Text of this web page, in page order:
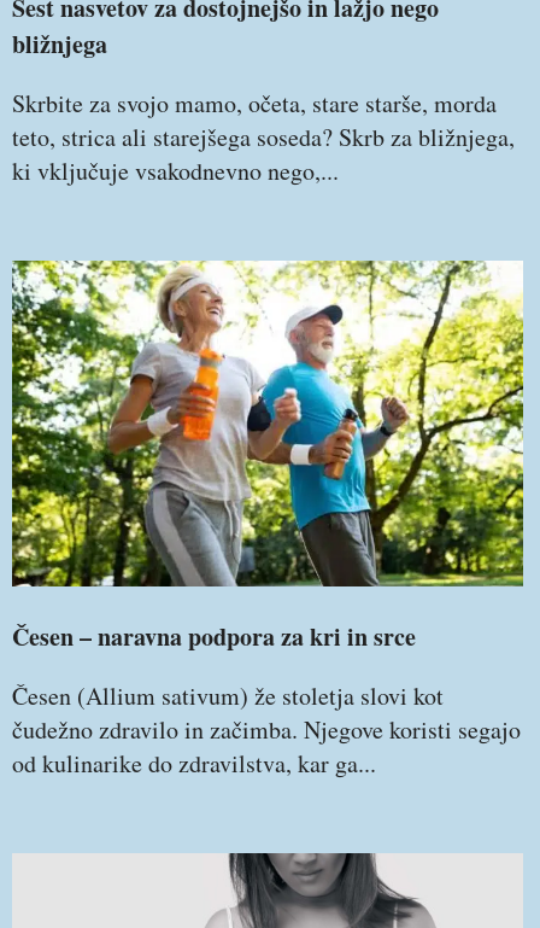
Šest nasvetov za dostojnejšo in lažjo nego
bližnjega
Skrbite za svojo mamo, očeta, stare starše, morda
teto, strica ali starejšega soseda? Skrb za bližnjega,
ki vključuje vsakodnevno nego,...
Česen – naravna podpora za kri in srce
Česen (Allium sativum) že stoletja slovi kot
čudežno zdravilo in začimba. Njegove koristi segajo
od kulinarike do zdravilstva, kar ga...